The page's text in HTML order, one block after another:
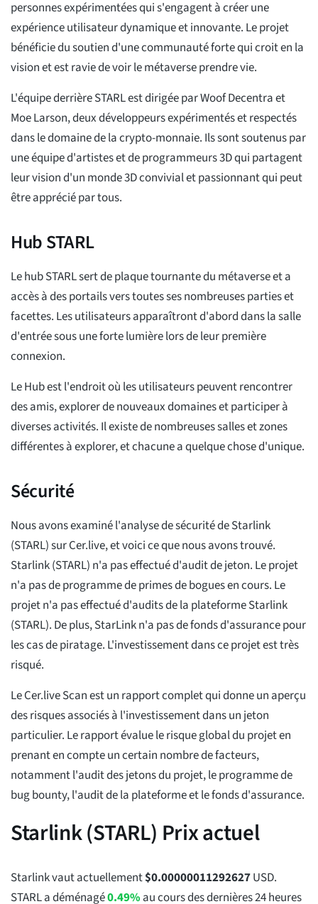
personnes expérimentées qui s'engagent à créer une
expérience utilisateur dynamique et innovante. Le projet
bénéficie du soutien d'une communauté forte qui croit en la
vision et est ravie de voir le métaverse prendre vie.
L'équipe derrière STARL est dirigée par Woof Decentra et
Moe Larson, deux développeurs expérimentés et respectés
dans le domaine de la crypto-monnaie. Ils sont soutenus par
une équipe d'artistes et de programmeurs 3D qui partagent
leur vision d'un monde 3D convivial et passionnant qui peut
être apprécié par tous.
Hub STARL
Le hub STARL sert de plaque tournante du métaverse et a
accès à des portails vers toutes ses nombreuses parties et
facettes. Les utilisateurs apparaîtront d'abord dans la salle
d'entrée sous une forte lumière lors de leur première
connexion.
Le Hub est l'endroit où les utilisateurs peuvent rencontrer
des amis, explorer de nouveaux domaines et participer à
diverses activités. Il existe de nombreuses salles et zones
différentes à explorer, et chacune a quelque chose d'unique.
Sécurité
Nous avons examiné l'analyse de sécurité de Starlink
(STARL) sur Cer.live, et voici ce que nous avons trouvé.
Starlink (STARL) n'a pas effectué d'audit de jeton. Le projet
n'a pas de programme de primes de bogues en cours. Le
projet n'a pas effectué d'audits de la plateforme Starlink
(STARL). De plus, StarLink n'a pas de fonds d'assurance pour
les cas de piratage. L'investissement dans ce projet est très
risqué.
Le Cer.live Scan est un rapport complet qui donne un aperçu
des risques associés à l'investissement dans un jeton
particulier. Le rapport évalue le risque global du projet en
prenant en compte un certain nombre de facteurs,
notamment l'audit des jetons du projet, le programme de
bug bounty, l'audit de la plateforme et le fonds d'assurance.
Starlink (STARL) Prix actuel
Starlink vaut actuellement$0.00000011292627USD.
STARL a déménagé0.49%au cours des dernières 24 heures